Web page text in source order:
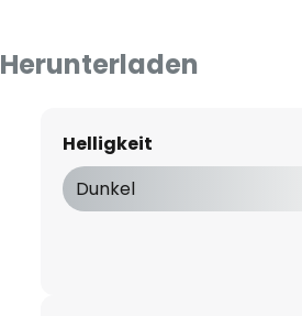
Herunterladen
Helligkeit
Dunkel